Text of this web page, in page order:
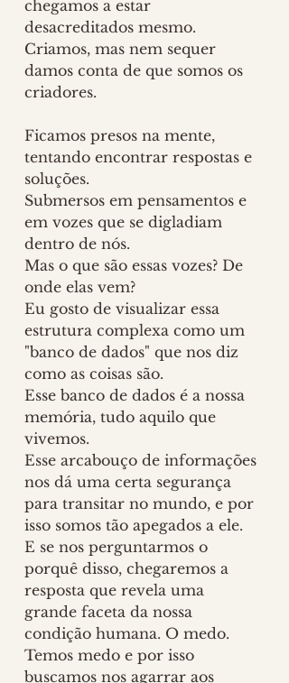
chegamos a estar
desacreditados mesmo.
Criamos, mas nem sequer
damos conta de que somos os
criadores.
Ficamos presos na mente,
tentando encontrar respostas e
soluções.
Submersos em pensamentos e
em vozes que se digladiam
dentro de nós.
Mas o que são essas vozes? De
onde elas vem?
Eu gosto de visualizar essa
estrutura complexa como um
"banco de dados" que nos diz
como as coisas são.
Esse banco de dados é a nossa
memória, tudo aquilo que
vivemos.
Esse arcabouço de informações
nos dá uma certa segurança
para transitar no mundo, e por
isso somos tão apegados a ele.
E se nos perguntarmos o
porquê disso, chegaremos a
resposta que revela uma
grande faceta da nossa
condição humana. O medo.
Temos medo e por isso
buscamos nos agarrar aos